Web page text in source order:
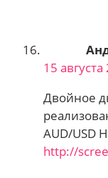
15
Двойное
AUD/USD
http://